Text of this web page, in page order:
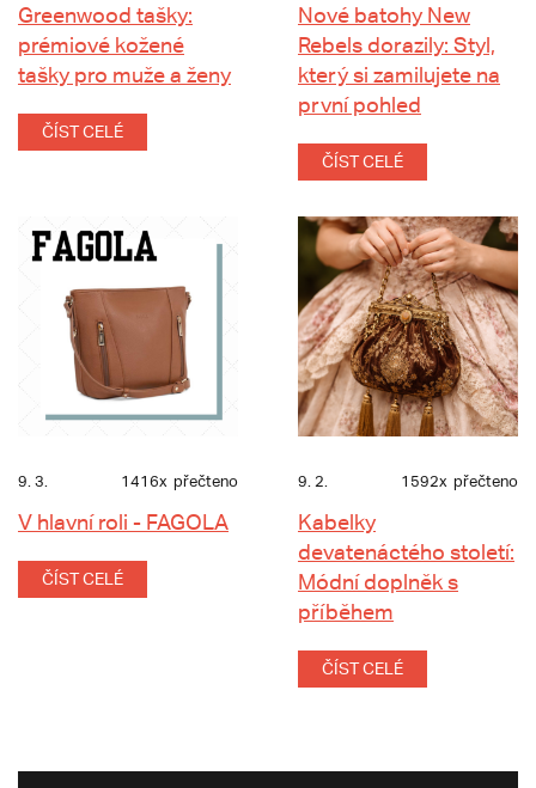
Greenwood tašky:
prémiové kožené
tašky pro muže a ženy
ČÍST CELÉ
Nové batohy New
Rebels dorazily: Styl,
který si zamilujete na
první pohled
ČÍST CELÉ
9. 3. 1416x přečteno
V hlavní roli - FAGOLA
ČÍST CELÉ
9. 2. 1592x přečteno
Kabelky
devatenáctého století:
Módní doplněk s
příběhem
ČÍST CELÉ